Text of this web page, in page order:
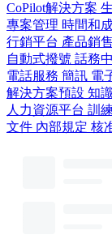
CoPilot解決方案
專案管理 時間和
行銷平台 產品銷
自動式撥號 話務
電話服務 簡訊 電
解決方案預設 知
人力資源平台 訓練
文件 內部規定 核